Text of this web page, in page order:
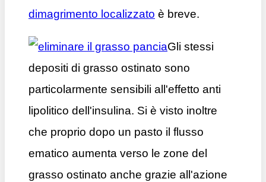
dimagrimento localizzato è breve.
Gli stessi
depositi di grasso ostinato sono
particolarmente sensibili all'effetto anti
lipolitico dell'insulina. Si è visto inoltre
che proprio dopo un pasto il flusso
ematico aumenta verso le zone del
grasso ostinato anche grazie all'azione